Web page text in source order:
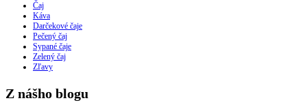
Čaj
Káva
Darčekové čaje
Pečený čaj
Sypané čaje
Zelený čaj
Zľavy
Z nášho blogu